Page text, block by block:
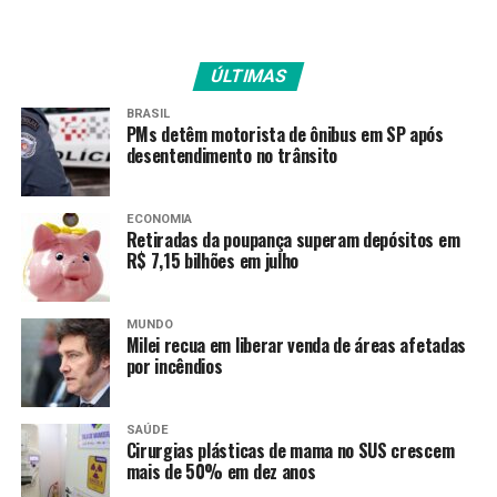
indica que as ações
adotadas pela universidade
seguem no caminho certo.
Esse conceito de excelência
demonstra que, mesmo
sendo um curso
relativamente jovem, já
opera com um padrão de
qualidade e reafirma o
compromisso da UEG com a
educação pública gratuita e
de altíssimo nível”, disse.
ÚLTIMAS
BRASIL
PMs detêm motorista de ônibus em SP após
desentendimento no trânsito
ECONOMIA
Retiradas da poupança superam depósitos em
R$ 7,15 bilhões em julho
MUNDO
Milei recua em liberar venda de áreas afetadas
por incêndios
SAÚDE
Cirurgias plásticas de mama no SUS crescem
mais de 50% em dez anos